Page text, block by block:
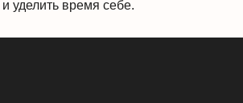
уделить время себе.